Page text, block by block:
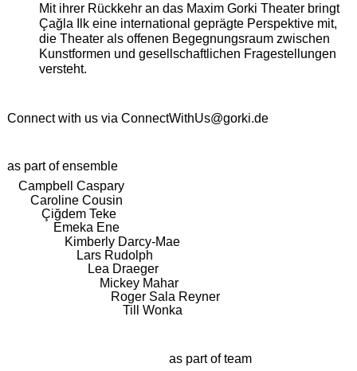
Mit ihrer Rückkehr an das Maxim Gorki Theater bringt
Çağla Ilk eine international geprägte Perspektive mit,
die Theater als offenen Begegnungsraum zwischen
Kunstformen und gesellschaftlichen Fragestellungen
versteht.
Connect with us via ConnectWithUs@gorki.de
as part of ensemble
Campbell Caspary
Caroline Cousin
Çiğdem Teke
Emeka Ene
Kimberly Darcy-Mae
Lars Rudolph
Lea Draeger
Mickey Mahar
Roger Sala Reyner
Till Wonka
as part of team